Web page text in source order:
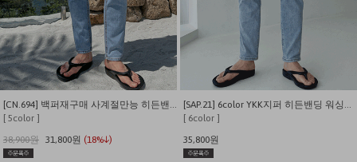
[ 5color ]
38,900원 31,800원 (18%↓)
[ 6color ]
35,800원